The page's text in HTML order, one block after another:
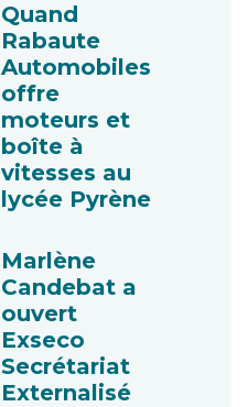
Quand
Rabaute
Automobiles
offre
moteurs et
boîte à
vitesses au
lycée Pyrène
Marlène
Candebat a
ouvert
Exseco
Secrétariat
Externalisé